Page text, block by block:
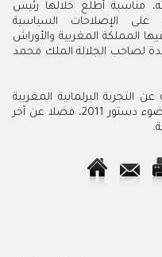
مناسبة أطلع خلالها رئيس
الإصلاحات السياسية
المملكة المغربية والأوراش
لصاحب الجلالة الملك محمد
التجربة البرلمانية المغربية
لاسيما اختصاصات مجلس النواب في ضوء دستور 2011، فضلا عن آخر